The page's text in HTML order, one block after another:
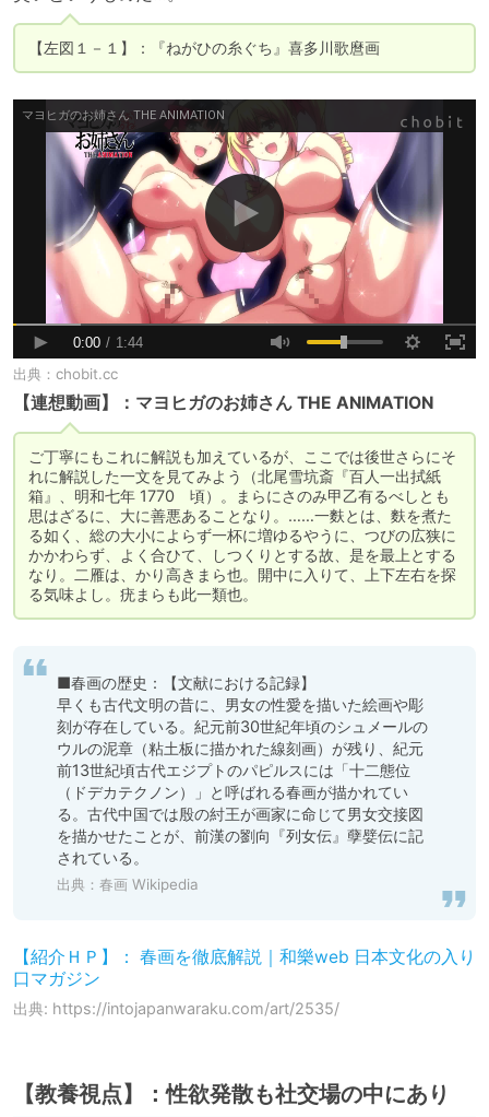
【左図１－１】：『ねがひの糸ぐち』喜多川歌麿画
出典： chobit.cc
【連想動画】：マヨヒガのお姉さん THE ANIMATION
ご丁寧にもこれに解説も加えているが、ここでは後世さらにそ
れに解説した一文を見てみよう（北尾雪坑斎『百人一出拭紙
箱』、明和七年 1770　頃）。まらにさのみ甲乙有るべしとも
思はざるに、大に善悪あることなり。……一麩とは、麩を煮た
る如く、総の大小によらず一杯に増ゆるやうに、つびの広狭に
かかわらず、よく合ひて、しつくりとする故、是を最上とする
なり。二雁は、かり高きまら也。開中に入りて、上下左右を探
る気味よし。疣まらも此一類也。
■春画の歴史：【文献における記録】
早くも古代文明の昔に、男女の性愛を描いた絵画や彫
刻が存在している。紀元前30世紀年頃のシュメールの
ウルの泥章（粘土板に描かれた線刻画）が残り、紀元
前13世紀頃古代エジプトのパピルスには「十二態位
（ドデカテクノン）」と呼ばれる春画が描かれてい
る。古代中国では殷の紂王が画家に命じて男女交接図
を描かせたことが、前漢の劉向『列女伝』孽嬖伝に記
されている。
出典： 春画 Wikipedia
【紹介ＨＰ】： 春画を徹底解説｜和樂web 日本文化の入り
口マガジン
出典: https://intojapanwaraku.com/art/2535/
【教養視点】：性欲発散も社交場の中にあり